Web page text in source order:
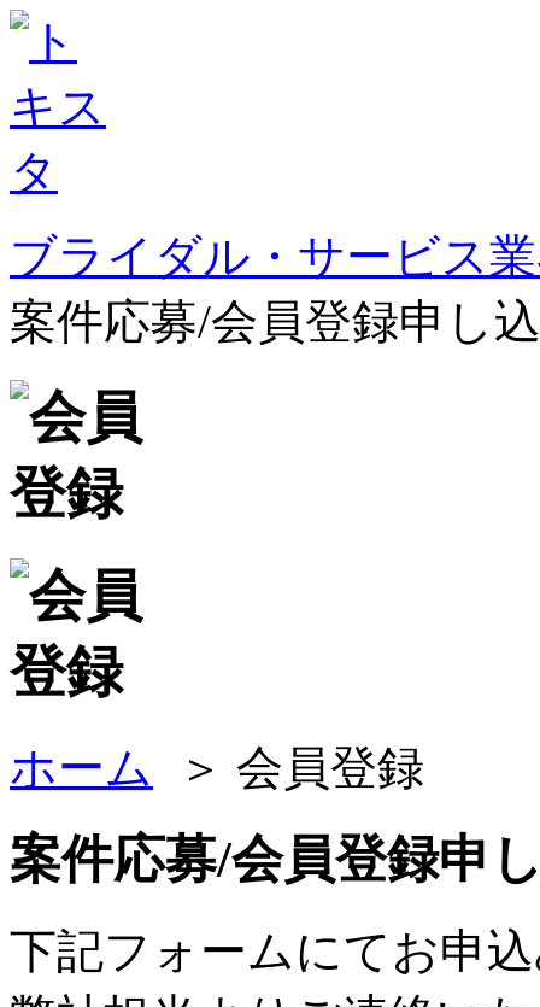
ブライダル・サービス
案件応募/会員登録申し
ホーム ＞ 会員登録
案件応募/会員登録申
下記フォームにてお申